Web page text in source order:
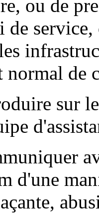
ou de
de
de
sur
d'une